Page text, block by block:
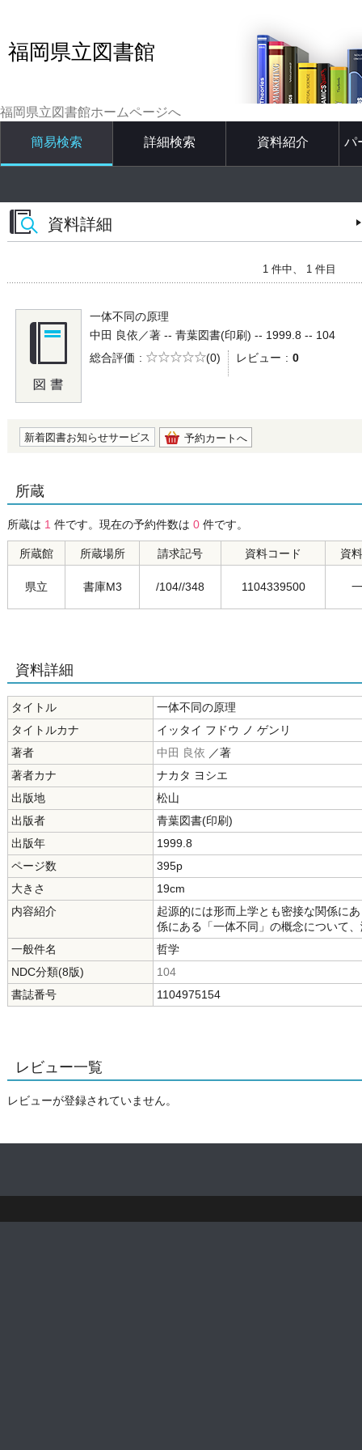
福岡県立図書館
福岡県立図書館ホームページへ
簡易検索 詳細検索 資料紹介 パ
資料詳細
1 件中、 1 件目
一体不同の原理
中田 良依／著 -- 青葉図書(印刷) -- 1999.8 -- 104
総合評価
5段階評価
(0) レビュー 0
新着図書お知らせサービス 予約カートへ
所蔵
所蔵は 1 件です。現在の予約件数は 0 件です。
所蔵館 所蔵場所 請求記号 資料コード 資
県立 書庫M3 /104//348 1104339500
資料詳細
タイトル
一体不同の原理
タイトルカナ
イッタイ フドウ ノ ゲンリ
著者
中田 良依 ／著
著者カナ
ナカタ ヨシエ
出版地
松山
出版者
青葉図書(印刷)
出版年
1999.8
ページ数
395p
大きさ
19cm
内容紹介
起源的には形而上学とも密接な関係に
係にある「一体不同」の概念について
一般件名
哲学
NDC分類(8版)
104
書誌番号
1104975154
レビュー一覧
レビューが登録されていません。